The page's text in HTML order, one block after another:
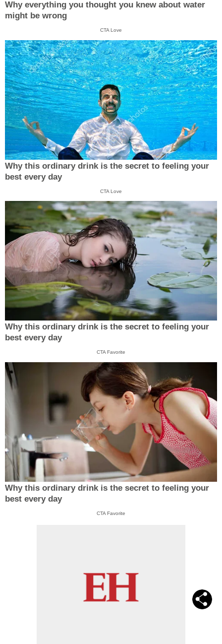
Why everything you thought you knew about water
might be wrong
CTA Love
Why this ordinary drink is the secret to feeling your
best every day
CTA Love
Why this ordinary drink is the secret to feeling your
best every day
CTA Favorite
Why this ordinary drink is the secret to feeling your
best every day
CTA Favorite